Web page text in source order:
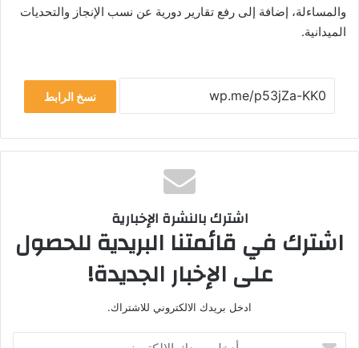
والمساءلة، إضافة إلى رفع تقارير دورية عن نسب الإنجاز والتحديات
الميدانية.
نسخ الرابط
اشترك بالنشرة الإخبارية
اشترك في قائمتنا البريدية للحصول
على الإخبار الجديدة!
ادخل بريدك الالكتروني للاشتراك.